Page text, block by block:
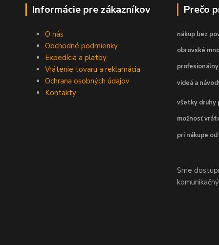
Informácie pre zákazníkov
O nás
Obchodné podmienky
Expedícia a platby
Vrátenie tovaru a reklamácia
Ochrana osobných údajov
Kontakty
Prečo
nákup bez
obrovské
videá a
všetky druhy
možnosť
pri nákupe
Sme